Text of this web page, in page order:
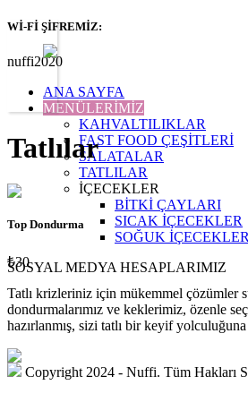
Wİ-Fİ ŞİFREMİZ:
nuffi2020
ANA SAYFA
MENÜLERİMİZ
KAHVALTILIKLAR
FAST FOOD ÇEŞİTLERİ
SALATALAR
TATLILAR
İÇECEKLER
BİTKİ ÇAYLARI
SICAK İÇECEKLER
SOĞUK İÇECEKLER
SOSYAL MEDYA HESAPLARIMIZ
Tatlılar
Top Dondurma
₺30
Tatlı krizleriniz için mükemmel çözümler
dondurmalarımız ve keklerimiz, özenle
hazırlanmış, sizi tatlı bir keyif yolculuğuna
Copyright 2024 - Nuffi. Tüm Hakları